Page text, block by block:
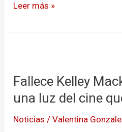
Leer más »
Fallece Kelley
una luz del cine
Noticias /Valentina
Mack
a
33